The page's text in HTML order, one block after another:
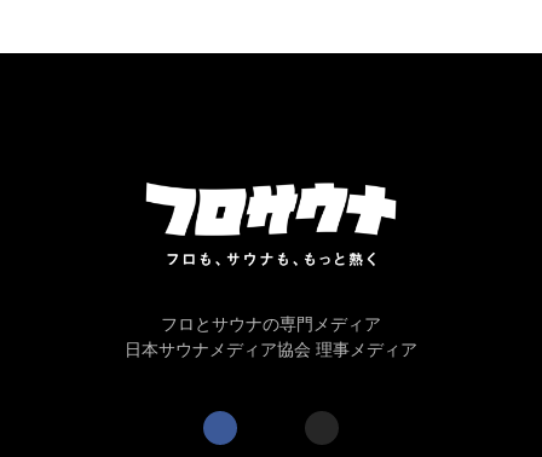
フロとサウナの専門メディア
日本サウナメディア協会 理事メディア